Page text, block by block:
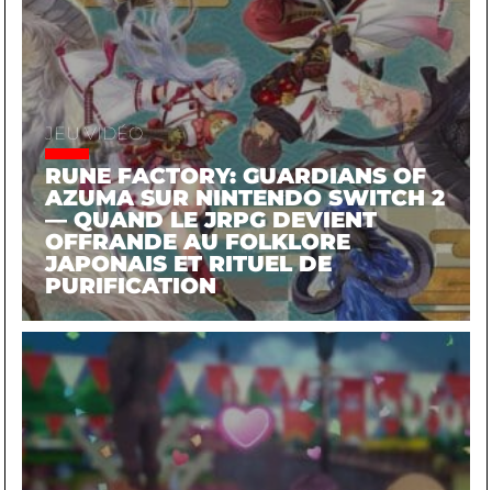
JEU VIDÉO
RUNE FACTORY: GUARDIANS OF
AZUMA SUR NINTENDO SWITCH 2
— QUAND LE JRPG DEVIENT
OFFRANDE AU FOLKLORE
JAPONAIS ET RITUEL DE
PURIFICATION